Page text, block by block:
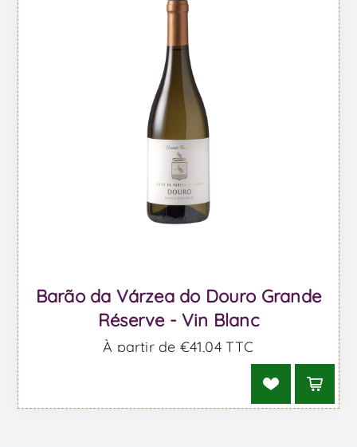
Barão da Várzea do Douro Grande
Réserve - Vin Blanc
À partir de €41,04 TTC